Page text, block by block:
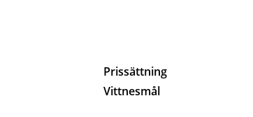
Prissättning
Vittnesmål